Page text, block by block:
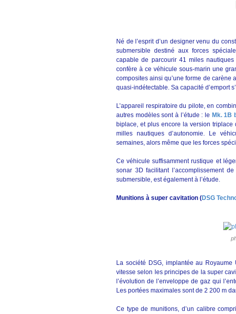
Né de l’esprit d’un designer venu du
submersible destiné aux forces
capable de parcourir 41 miles
confère à ce véhicule sous-marin une
composites ainsi qu’une forme de
quasi-indétectable. Sa capacité d’emport
L’appareil respiratoire du pilote, en
autres modèles sont à l’étude : le Mk. 1B
biplace, et plus encore la version
milles nautiques d’autonomie. Le
semaines, alors même que les forces
Ce véhicule suffisamment rustique et
sonar 3D facilitant l’accomplissement
submersible, est également à l’étude.
Munitions à super cavitation (DSG
La société DSG, implantée au Royaume
vitesse selon les principes de la super
l’évolution de l’enveloppe de gaz qui
Les portées maximales sont de 2 200 m
Ce type de munitions, d’un calibre